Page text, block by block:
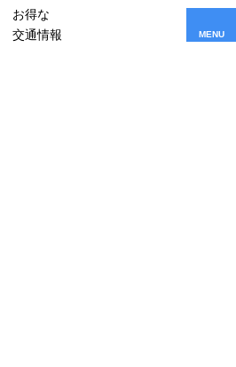
お得な
交通情報
MENU